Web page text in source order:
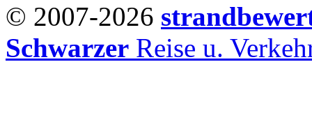
© 2007-2026
Schwarzer Reise u.